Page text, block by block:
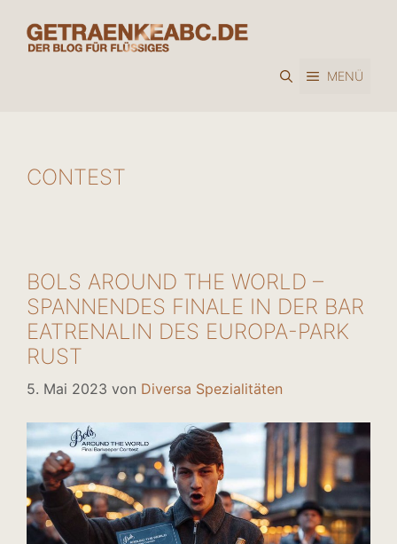
Inhalt
springen
MENÜ
CONTEST
BOLS AROUND THE WORLD –
SPANNENDES FINALE IN DER BAR
EATRENALIN DES EUROPA-PARK
RUST
5. Mai 2023 von Diversa Spezialitäten